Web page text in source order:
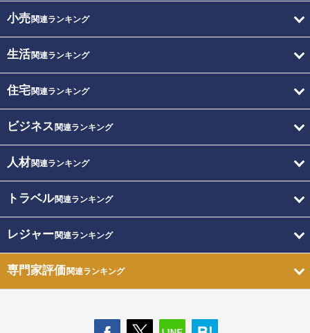
小売関連ランキング
生活関連ランキング
住宅関連ランキング
ビジネス 関連ランキング
人材関連ランキング
トラベル関連ランキング
レジャー関連ランキング
専門家評価関連ランキング